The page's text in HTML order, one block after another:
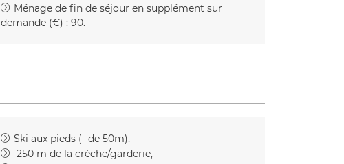
Ménage de fin de séjour en supplément sur
demande (€) : 90
Ski aux pieds (- de 50m)
250 m de la crèche/garderie